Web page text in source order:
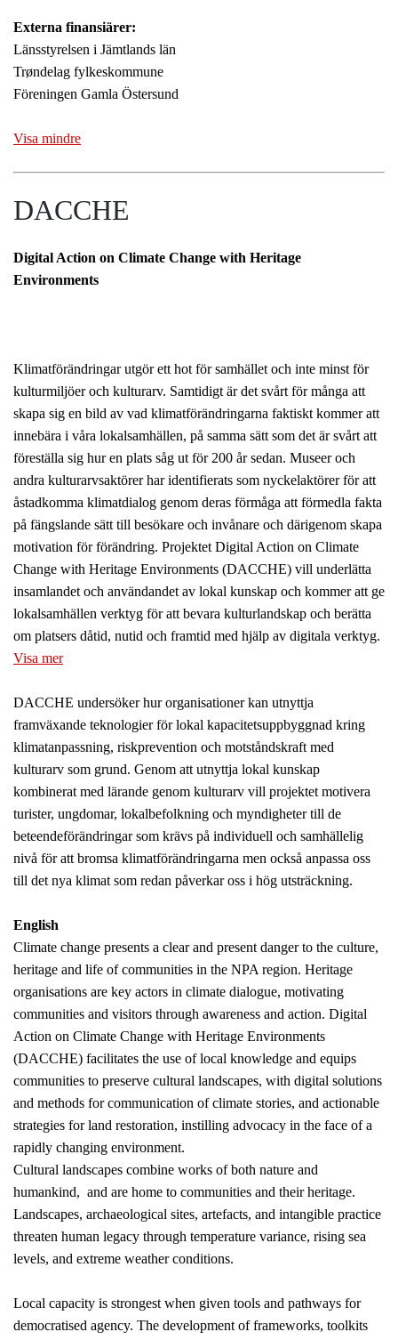
Externa finansiärer:
Länsstyrelsen i Jämtlands län
Trøndelag fylkeskommune
Föreningen Gamla Östersund
Visa mindre
DACCHE
Digital Action on Climate Change with Heritage
Environments
Klimatförändringar utgör ett hot för samhället och inte minst för
kulturmiljöer och kulturarv. Samtidigt är det svårt för många att
skapa sig en bild av vad klimatförändringarna faktiskt kommer att
innebära i våra lokalsamhällen, på samma sätt som det är svårt att
föreställa sig hur en plats såg ut för 200 år sedan. Museer och
andra kulturarvsaktörer har identifierats som nyckelaktörer för att
åstadkomma klimatdialog genom deras förmåga att förmedla fakta
på fängslande sätt till besökare och invånare och därigenom skapa
motivation för förändring. Projektet Digital Action on Climate
Change with Heritage Environments (DACCHE) vill underlätta
insamlandet och användandet av lokal kunskap och kommer att ge
lokalsamhällen verktyg för att bevara kulturlandskap och berätta
om platsers dåtid, nutid och framtid med hjälp av digitala verktyg.
Visa mer
DACCHE undersöker hur organisationer kan utnyttja
framväxande teknologier för lokal kapacitetsuppbyggnad kring
klimatanpassning, riskprevention och motståndskraft med
kulturarv som grund. Genom att utnyttja lokal kunskap
kombinerat med lärande genom kulturarv vill projektet motivera
turister, ungdomar, lokalbefolkning och myndigheter till de
beteendeförändringar som krävs på individuell och samhällelig
nivå för att bromsa klimatförändringarna men också anpassa oss
till det nya klimat som redan påverkar oss i hög utsträckning.
English
Climate change presents a clear and present danger to the culture,
heritage and life of communities in the NPA region. Heritage
organisations are key actors in climate dialogue, motivating
communities and visitors through awareness and action. Digital
Action on Climate Change with Heritage Environments
(DACCHE) facilitates the use of local knowledge and equips
communities to preserve cultural landscapes, with digital solutions
and methods for communication of climate stories, and actionable
strategies for land restoration, instilling advocacy in the face of a
rapidly changing environment.
Cultural landscapes combine works of both nature and
humankind, and are home to communities and their heritage.
Landscapes, archaeological sites, artefacts, and intangible practice
threaten human legacy through temperature variance, rising sea
levels, and extreme weather conditions.
Local capacity is strongest when given tools and pathways for
democratised agency. The development of frameworks, toolkits